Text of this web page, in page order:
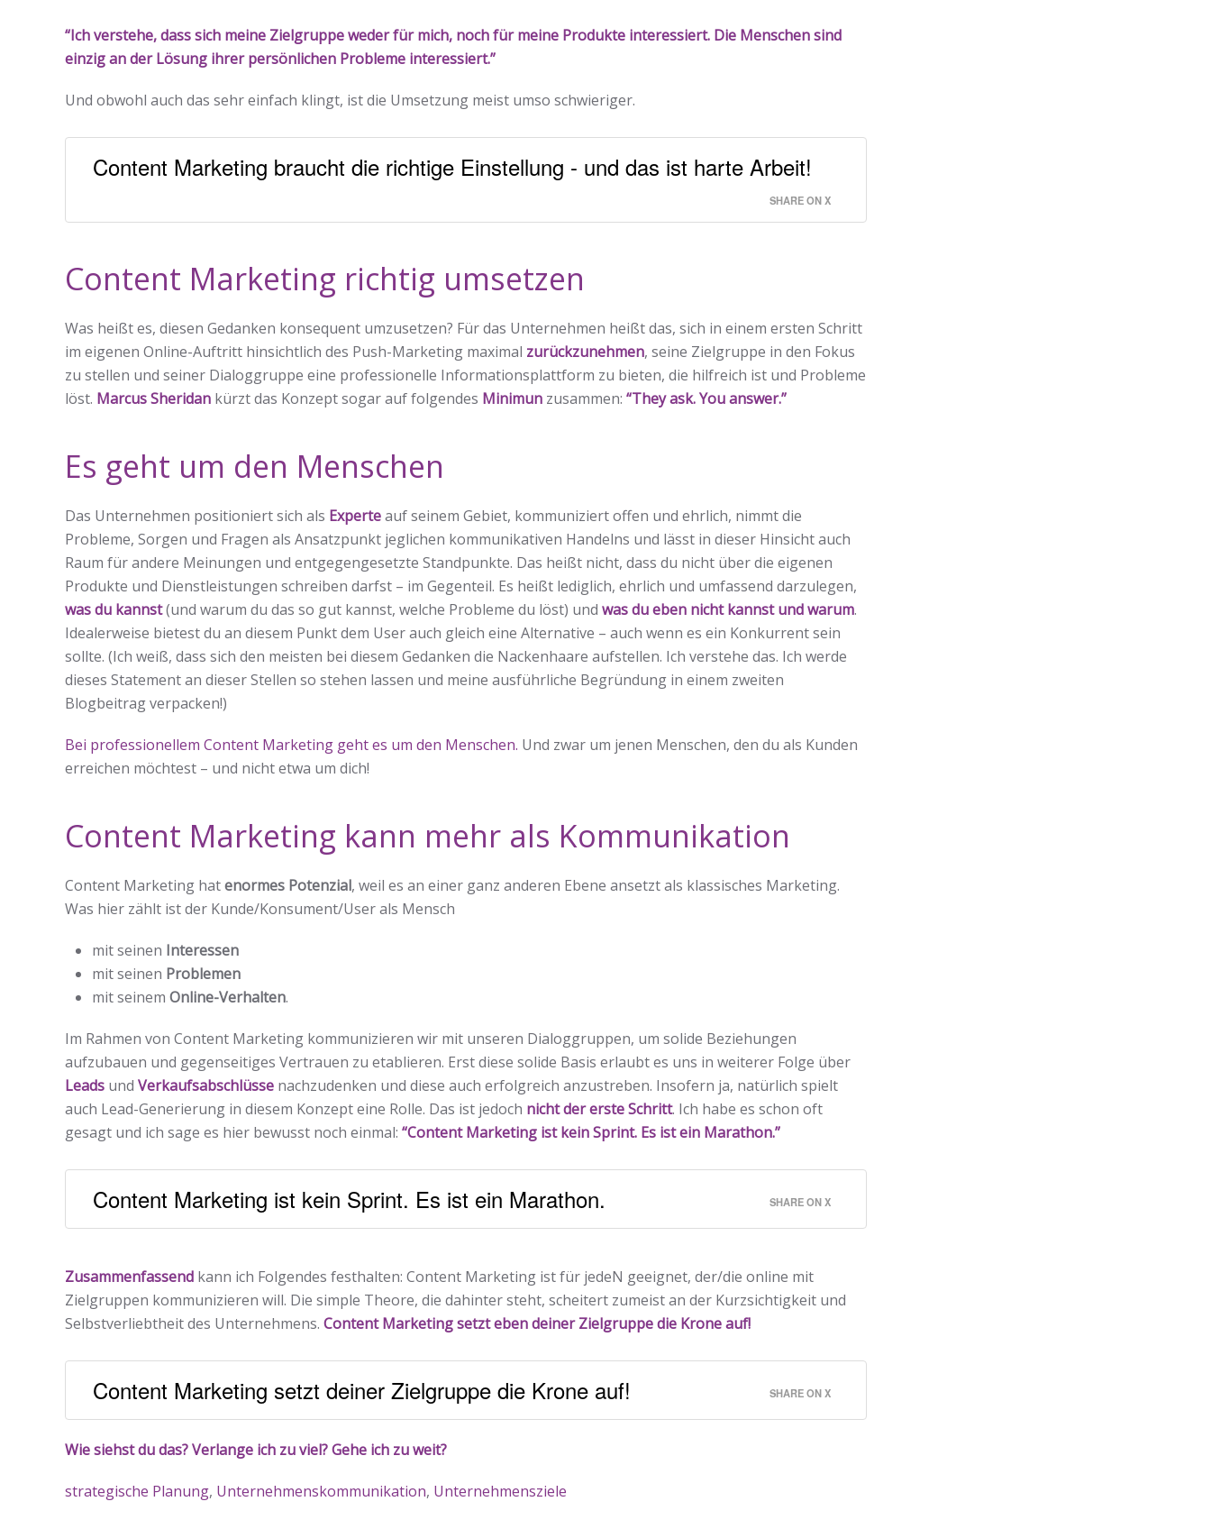
“Ich verstehe, dass sich meine Zielgruppe weder für mich, noch für meine Produkte interessiert. Die Menschen sind
einzig an der Lösung ihrer persönlichen Probleme interessiert.”
Und obwohl auch das sehr einfach klingt, ist die Umsetzung meist umso schwieriger.
Content Marketing braucht die richtige Einstellung - und das ist harte Arbeit!
SHARE ON X
Content Marketing richtig umsetzen
Was heißt es, diesen Gedanken konsequent umzusetzen? Für das Unternehmen heißt das, sich in einem ersten Schritt
im eigenen Online-Auftritt hinsichtlich des Push-Marketing maximal zurückzunehmen, seine Zielgruppe in den Fokus
zu stellen und seiner Dialoggruppe eine professionelle Informationsplattform zu bieten, die hilfreich ist und Probleme
löst. Marcus Sheridan kürzt das Konzept sogar auf folgendes Minimun zusammen: “They ask. You answer.”
Es geht um den Menschen
Das Unternehmen positioniert sich als Experteauf seinem Gebiet, kommuniziert offen und ehrlich, nimmt die
Probleme, Sorgen und Fragen als Ansatzpunkt jeglichen kommunikativen Handelns und lässt in dieser Hinsicht auch
Raum für andere Meinungen und entgegengesetzte Standpunkte. Das heißt nicht, dass du nicht über die eigenen
Produkte und Dienstleistungen schreiben darfst – im Gegenteil. Es heißt lediglich, ehrlich und umfassend darzulegen,
was du kannst(und warum du das so gut kannst, welche Probleme du löst) und was du eben nicht kannst und warum.
Idealerweise bietest du an diesem Punkt dem User auch gleich eine Alternative – auch wenn es ein Konkurrent sein
sollte. (Ich weiß, dass sich den meisten bei diesem Gedanken die Nackenhaare aufstellen. Ich verstehe das. Ich werde
dieses Statement an dieser Stellen so stehen lassen und meine ausführliche Begründung in einem zweiten
Blogbeitrag verpacken!)
Bei professionellem Content Marketing geht es um den Menschen. Und zwar um jenen Menschen, den du als Kunden
erreichen möchtest – und nicht etwa um dich!
Content Marketing kann mehr als Kommunikation
Content Marketing hatenormes Potenzial, weil es an einer ganz anderen Ebene ansetzt als klassisches Marketing.
Was hier zählt ist der Kunde/Konsument/User als Mensch
mit seinen Interessen
mit seinen Problemen
mit seinem Online-Verhalten.
Im Rahmen von Content Marketing kommunizieren wir mit unseren Dialoggruppen, um solide Beziehungen
aufzubauen und gegenseitiges Vertrauen zu etablieren. Erst diese solide Basis erlaubt es uns in weiterer Folge über
Leads und Verkaufsabschlüsse nachzudenken und diese auch erfolgreich anzustreben. Insofern ja, natürlich spielt
auch Lead-Generierung in diesem Konzept eine Rolle. Das ist jedoch nicht der erste Schritt. Ich habe es schon oft
gesagt und ich sage es hier bewusst noch einmal: “Content Marketing ist kein Sprint. Es ist ein Marathon.”
Content Marketing ist kein Sprint. Es ist ein Marathon. SHARE ON X
Zusammenfassend kann ich Folgendes festhalten: Content Marketing ist für jedeN geeignet, der/die online mit
Zielgruppen kommunizieren will. Die simple Theore, die dahinter steht, scheitert zumeist an der Kurzsichtigkeit und
Selbstverliebtheit des Unternehmens. Content Marketing setzt eben deiner Zielgruppe die Krone auf!
Content Marketing setzt deiner Zielgruppe die Krone auf! SHARE ON X
Wie siehst du das? Verlange ich zu viel? Gehe ich zu weit?
strategische Planung, Unternehmenskommunikation, Unternehmensziele